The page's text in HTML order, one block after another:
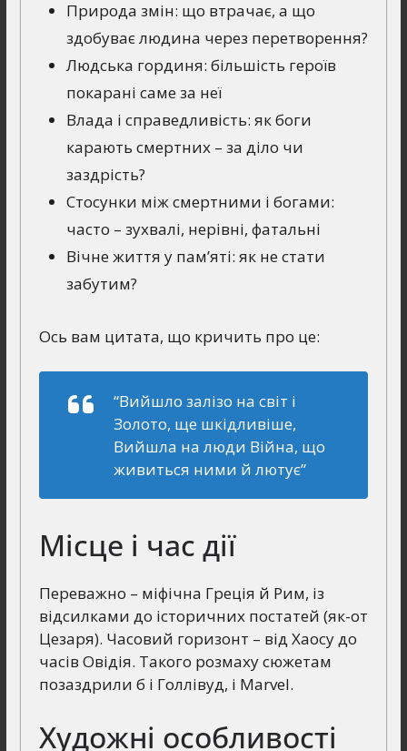
Природа змін: що втрачає, а що
здобуває людина через перетворення?
Людська гординя: більшість героїв
покарані саме за неї
Влада і справедливість: як боги
карають смертних – за діло чи
заздрість?
Стосунки між смертними і богами:
часто – зухвалі, нерівні, фатальні
Вічне життя у пам’яті: як не стати
забутим?
Ось вам цитата, що кричить про це:
“Вийшло залізо на світ і
Золото, ще шкідливіше,
Вийшла на люди Війна, що
живиться ними й лютує”
Місце і час дії
Переважно – міфічна Греція й Рим, із
відсилками до історичних постатей (як-от
Цезаря). Часовий горизонт – від Хаосу до
часів Овідія. Такого розмаху сюжетам
позаздрили б і Голлівуд, і Marvel.
Художні особливості